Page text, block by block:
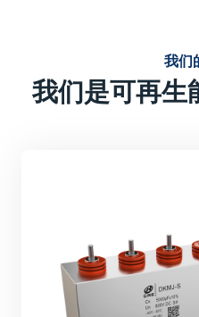
电气特性稳定、使用寿命
点。这些优势使得宸瑞科
再生能源领域具有广泛的
定制化解决方案：
针对光伏、风电等新能源
定制化的薄膜电容器解决
我们
我们是可再生